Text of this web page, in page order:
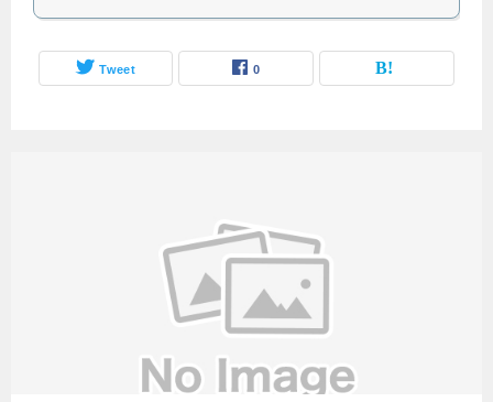
Tweet 0